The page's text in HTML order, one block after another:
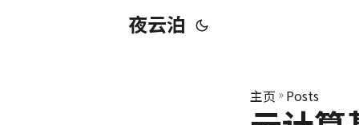
夜云泊
主页 » Posts